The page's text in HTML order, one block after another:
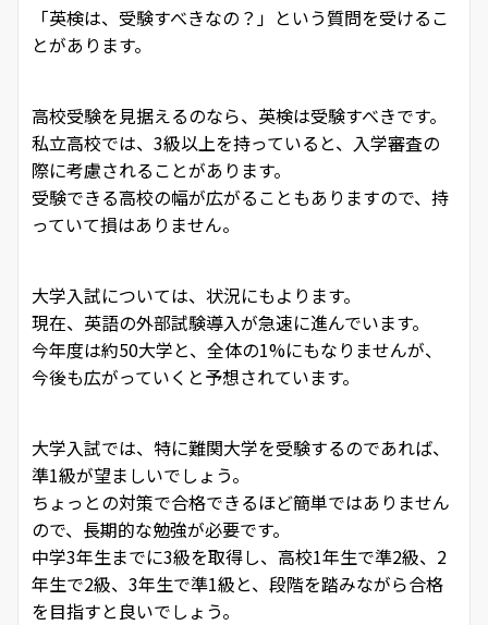
「英検は、受験すべきなの？」という質問を受けるこ
とがあります。
高校受験を見据えるのなら、英検は受験すべきです。
私立高校では、3級以上を持っていると、入学審査の
際に考慮されることがあります。
受験できる高校の幅が広がることもありますので、持
っていて損はありません。
大学入試については、状況にもよります。
現在、英語の外部試験導入が急速に進んでいます。
今年度は約50大学と、全体の1%にもなりませんが、
今後も広がっていくと予想されています。
大学入試では、特に難関大学を受験するのであれば、
準1級が望ましいでしょう。
ちょっとの対策で合格できるほど簡単ではありません
ので、長期的な勉強が必要です。
中学3年生までに3級を取得し、高校1年生で準2級、2
年生で2級、3年生で準1級と、段階を踏みながら合格
を目指すと良いでしょう。